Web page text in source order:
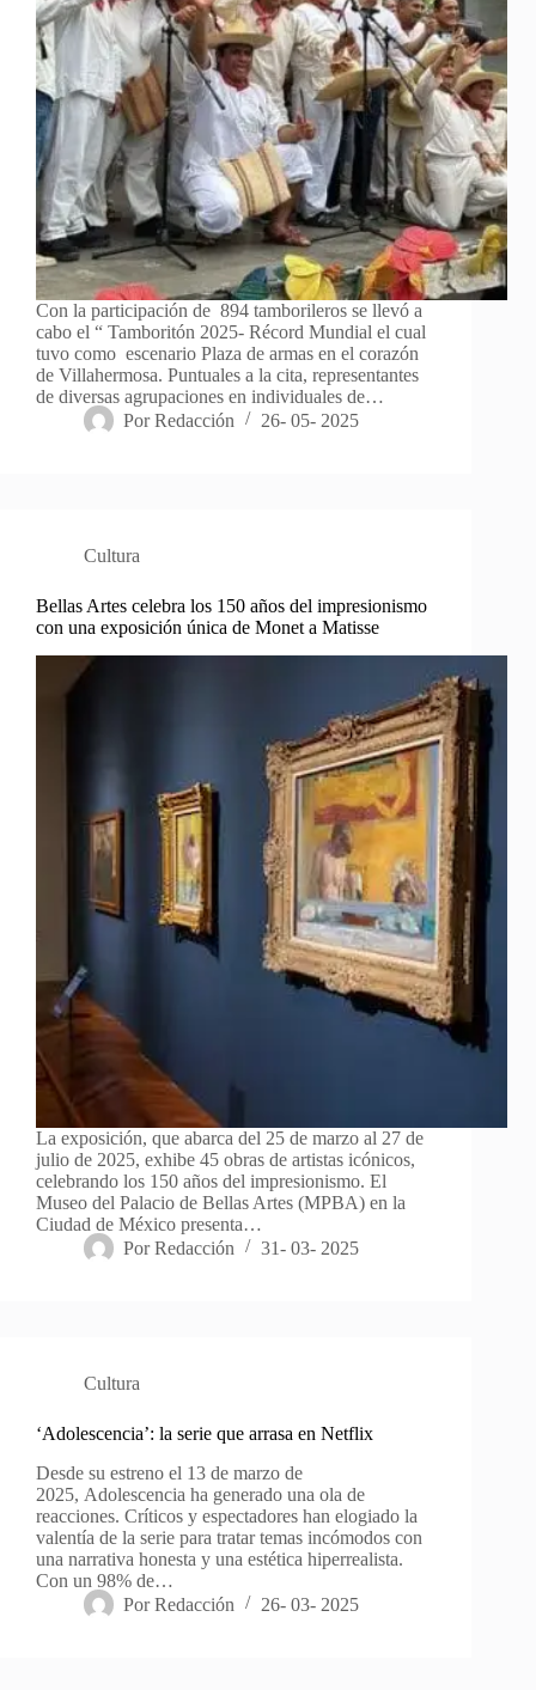
Con la participación de 894 tamborileros se llevó a
cabo el “ Tamboritón 2025- Récord Mundial el cual
tuvo como escenario Plaza de armas en el corazón
de Villahermosa. Puntuales a la cita, representantes
de diversas agrupaciones en individuales de…
Por Redacción 26- 05- 2025
Cultura
Bellas Artes celebra los 150 años del impresionismo
con una exposición única de Monet a Matisse
La exposición, que abarca del 25 de marzo al 27 de
julio de 2025, exhibe 45 obras de artistas icónicos,
celebrando los 150 años del impresionismo. El
Museo del Palacio de Bellas Artes (MPBA) en la
Ciudad de México presenta…
Por Redacción 31- 03- 2025
Cultura
‘Adolescencia’: la serie que arrasa en Netflix
Desde su estreno el 13 de marzo de
2025, Adolescencia ha generado una ola de
reacciones. Críticos y espectadores han elogiado la
valentía de la serie para tratar temas incómodos con
una narrativa honesta y una estética hiperrealista.
Con un 98% de…
Por Redacción 26- 03- 2025